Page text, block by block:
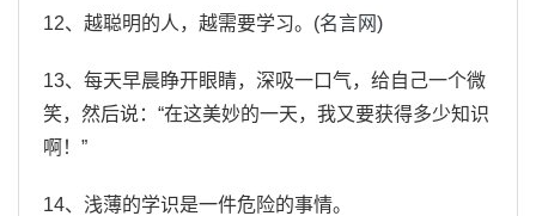
12、越聪明的人，越需要学习。(名言网)
13、每天早晨睁开眼睛，深吸一口气，给自己一个微
笑，然后说：“在这美妙的一天，我又要获得多少知识
啊！”
14、浅薄的学识是一件危险的事情。